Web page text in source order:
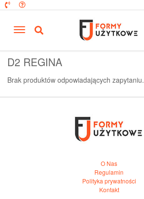
D2 REGINA
Brak produktów odpowiadających zapytaniu.
O Nas
Regulamin
Polityka prywatności
Kontakt